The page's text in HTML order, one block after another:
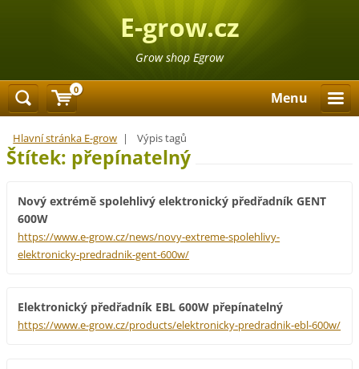
E-grow.cz
Grow shop Egrow
Menu
Hlavní stránka E-grow | Výpis tagů
Štítek: přepínatelný
Nový extrémě spolehlivý elektronický předřadník GENT
600W
https://www.e-grow.cz/news/novy-extreme-spolehlivy-
elektronicky-predradnik-gent-600w/
Elektronický předřadník EBL 600W přepínatelný
https://www.e-grow.cz/products/elektronicky-predradnik-ebl-600w/
0